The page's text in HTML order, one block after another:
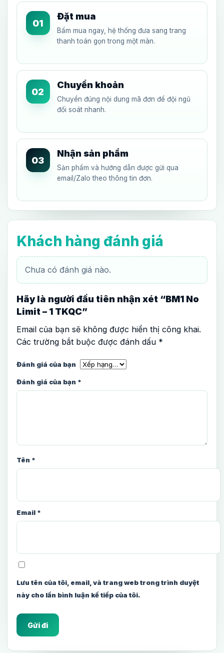
01
Đặt mua
Bấm mua ngay, hệ thống đưa sang trang
thanh toán gọn trong một màn.
02
Chuyển khoản
Chuyển đúng nội dung mã đơn để đội ngũ
đối soát nhanh.
03
Nhận sản phẩm
Sản phẩm và hướng dẫn được gửi qua
email/Zalo theo thông tin đơn.
Khách hàng đánh giá
Chưa có đánh giá nào.
Hãy là người đầu tiên nhận xét “BM1 No
Limit – 1 TKQC”
Email của bạn sẽ không được hiển thị công khai.
Các trường bắt buộc được đánh dấu *
Đánh giá của bạn
Đánh giá của bạn *
Tên *
Email *
Lưu tên của tôi, email, và trang web trong trình duyệt
này cho lần bình luận kế tiếp của tôi.